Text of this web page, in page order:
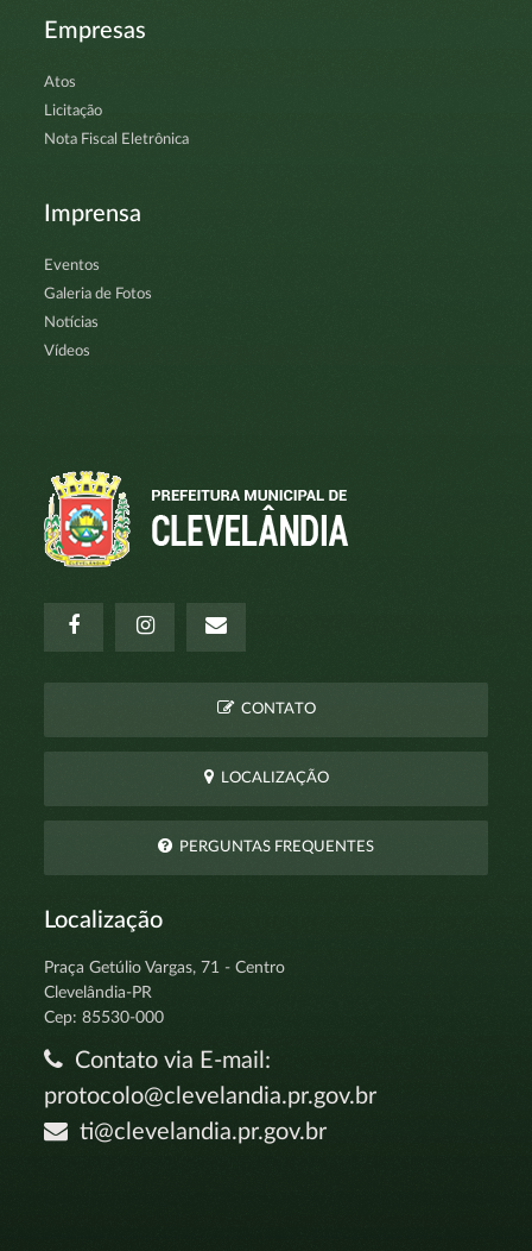
Empresas
Atos
Licitação
Nota Fiscal Eletrônica
Imprensa
Eventos
Galeria de Fotos
Notícias
Vídeos
CONTATO
LOCALIZAÇÃO
PERGUNTAS FREQUENTES
Localização
Praça Getúlio Vargas, 71 - Centro
Clevelândia-PR
Cep: 85530-000
Contato via E-mail:
protocolo@clevelandia.pr.gov.br
ti@clevelandia.pr.gov.br